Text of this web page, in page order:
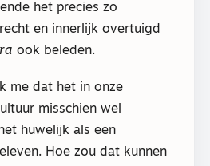
het precies zo
en innerlijk overtuigd
ook beleden.
me dat het in onze
misschien wel
huwelijk als een
Hoe zou dat kunnen